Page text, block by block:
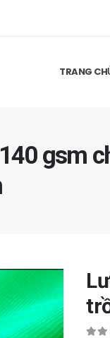
TRANG
gsm